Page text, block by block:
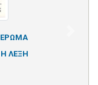
Η ΛΕΞΗ